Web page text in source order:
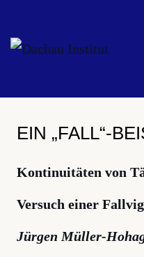
springen
EIN „FALL“-
Kontinuitäten von
Versuch einer
Jürgen Müller-